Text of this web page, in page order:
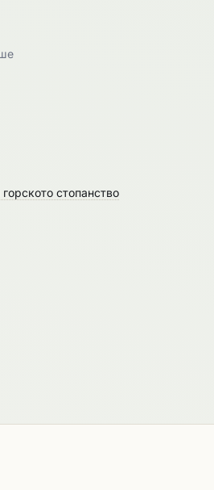
стопанство